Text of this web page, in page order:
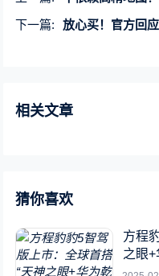
下一篇:
放心买！官方回应
相关文章
猜你喜欢
方程
之眼+
标杆